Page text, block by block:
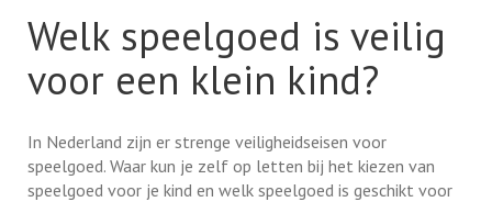
Welk speelgoed is veilig
voor een klein kind?
In Nederland zijn er strenge veiligheidseisen voor
speelgoed. Waar kun je zelf op letten bij het kiezen van
speelgoed voor je kind en welk speelgoed is geschikt voor